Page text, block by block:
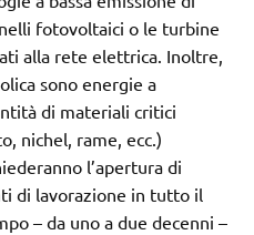
fotovoltaici o le turbine
alla rete elettrica. Inoltre,
sono energie a
di materiali critici
nichel, rame, ecc.)
l’apertura di
di lavorazione in tutto il
– da uno a due decenni –